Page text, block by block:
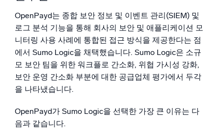
OpenPayd는 종합 보안 정보 및 이벤트 관리(SIEM) 및
로그 분석 기능을 통해 회사의 보안 및 애플리케이션 모
니터링 사용 사례에 통합된 접근 방식을 제공한다는 점
에서 Sumo Logic을 채택했습니다. Sumo Logic은 소규
모 보안 팀을 위한 워크플로 간소화, 위협 가시성 강화,
보안 운영 간소화 부분에 대한 공급업체 평가에서 두각
을 나타냈습니다.
OpenPayd가 Sumo Logic을 선택한 가장 큰 이유는 다
음과 같습니다.